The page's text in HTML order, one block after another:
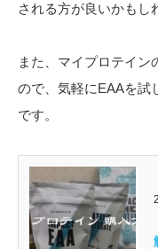
される方が良いかもし
また、マイプロテイン
ので、気軽にEAAを試
です。